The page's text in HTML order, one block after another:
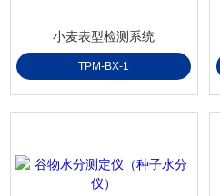
小麦表型检测系统
TPM-BX-1